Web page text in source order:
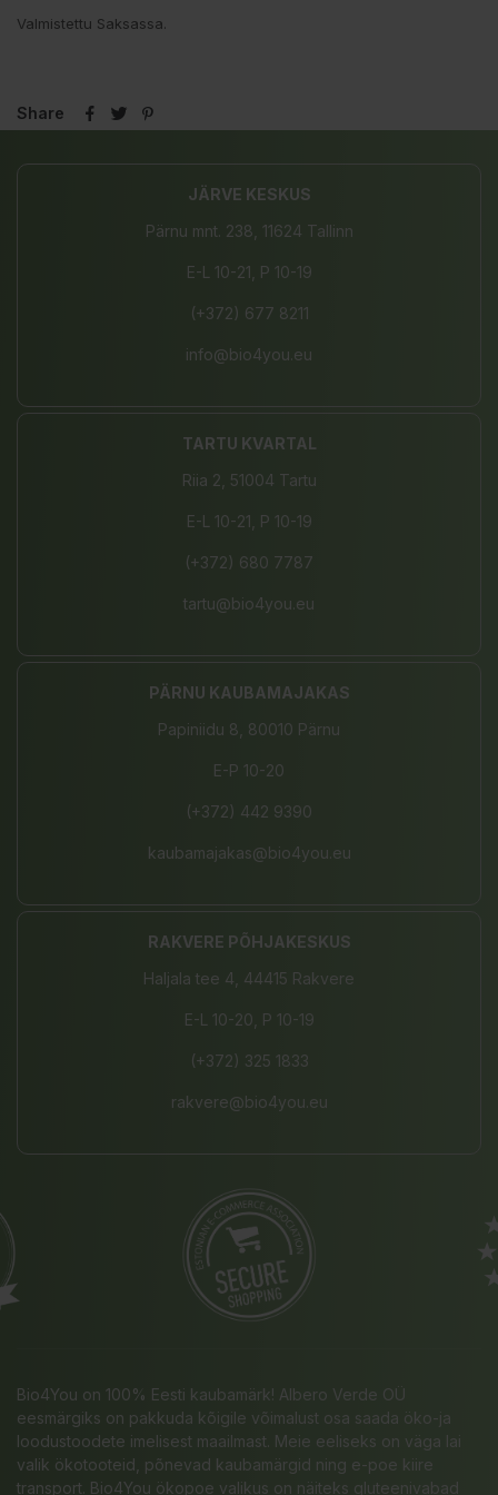
Valmistettu Saksassa.
Share
JÄRVE KESKUS
Pärnu mnt. 238, 11624 Tallinn
E-L 10-21, P 10-19
(+372) 677 8211
info@bio4you.eu
TARTU KVARTAL
Riia 2, 51004 Tartu
E-L 10-21, P 10-19
(+372) 680 7787
tartu@bio4you.eu
PÄRNU KAUBAMAJAKAS
Papiniidu 8, 80010 Pärnu
E-P 10-20
(+372) 442 9390
kaubamajakas@bio4you.eu
RAKVERE PÕHJAKESKUS
Haljala tee 4, 44415 Rakvere
E-L 10-20, P 10-19
(+372) 325 1833
rakvere@bio4you.eu
Bio4You on 100% Eesti kaubamärk! Albero Verde OÜ
eesmärgiks on pakkuda kõigile võimalust osa saada öko-ja
loodustoodete imelisest maailmast. Meie eeliseks on väga lai
valik ökotooteid, põnevad kaubamärgid ning e-poe kiire
transport. Bio4You ökopoe valikus on näiteks gluteenivabad